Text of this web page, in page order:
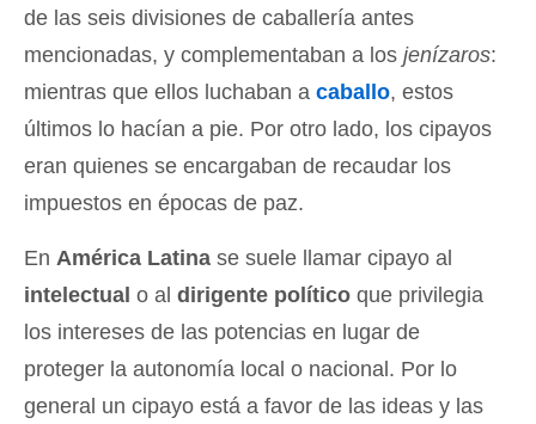
de las seis divisiones de caballería antes
mencionadas, y complementaban a los jenízaros:
mientras que ellos luchaban a caballo, estos
últimos lo hacían a pie. Por otro lado, los cipayos
eran quienes se encargaban de recaudar los
impuestos en épocas de paz.
En América Latina se suele llamar cipayo al
intelectual o al dirigente político que privilegia
los intereses de las potencias en lugar de
proteger la autonomía local o nacional. Por lo
general un cipayo está a favor de las ideas y las